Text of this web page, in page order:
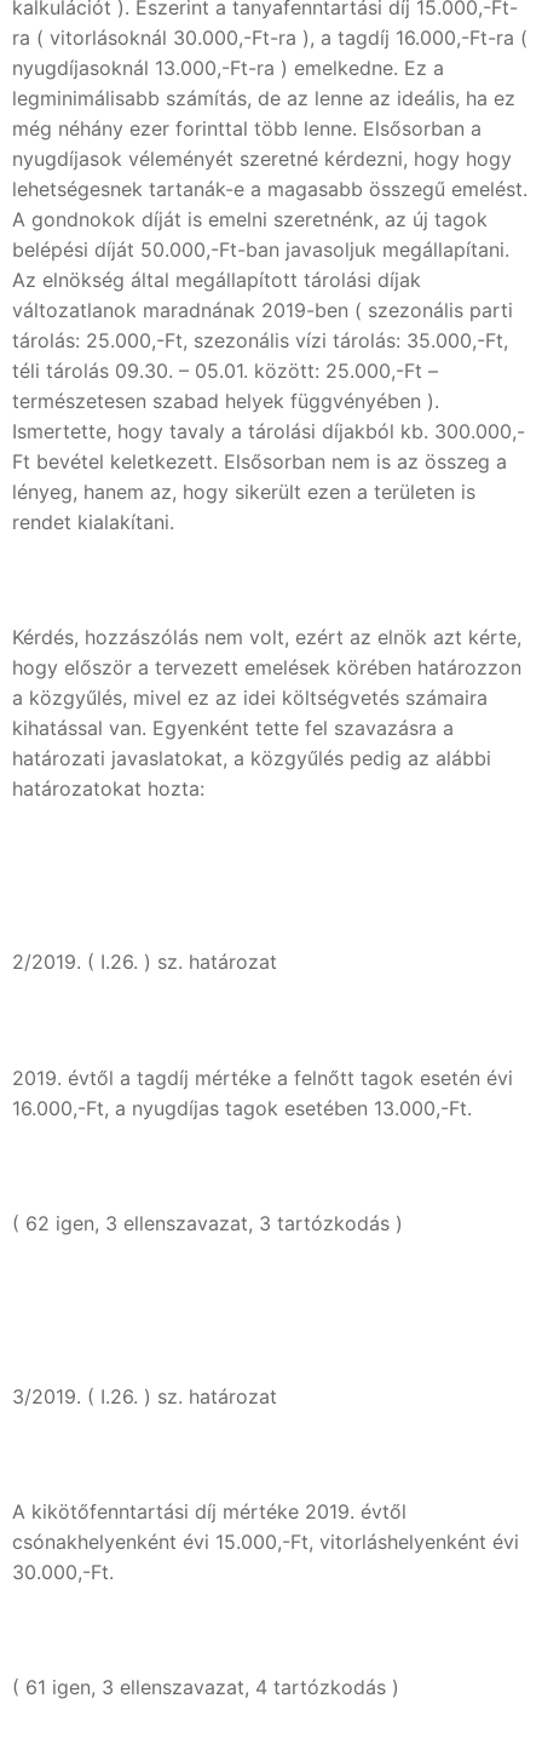
kalkulációt ). Eszerint a tanyafenntartási díj 15.000,-Ft-
ra ( vitorlásoknál 30.000,-Ft-ra ), a tagdíj 16.000,-Ft-ra (
nyugdíjasoknál 13.000,-Ft-ra ) emelkedne. Ez a
legminimálisabb számítás, de az lenne az ideális, ha ez
még néhány ezer forinttal több lenne. Elsősorban a
nyugdíjasok véleményét szeretné kérdezni, hogy hogy
lehetségesnek tartanák-e a magasabb összegű emelést.
A gondnokok díját is emelni szeretnénk, az új tagok
belépési díját 50.000,-Ft-ban javasoljuk megállapítani.
Az elnökség által megállapított tárolási díjak
változatlanok maradnának 2019-ben ( szezonális parti
tárolás: 25.000,-Ft, szezonális vízi tárolás: 35.000,-Ft,
téli tárolás 09.30. – 05.01. között: 25.000,-Ft –
természetesen szabad helyek függvényében ).
Ismertette, hogy tavaly a tárolási díjakból kb. 300.000,-
Ft bevétel keletkezett. Elsősorban nem is az összeg a
lényeg, hanem az, hogy sikerült ezen a területen is
rendet kialakítani.
Kérdés, hozzászólás nem volt, ezért az elnök azt kérte,
hogy először a tervezett emelések körében határozzon
a közgyűlés, mivel ez az idei költségvetés számaira
kihatással van. Egyenként tette fel szavazásra a
határozati javaslatokat, a közgyűlés pedig az alábbi
határozatokat hozta:
2/2019. ( I.26. ) sz. határozat
2019. évtől a tagdíj mértéke a felnőtt tagok esetén évi
16.000,-Ft, a nyugdíjas tagok esetében 13.000,-Ft.
( 62 igen, 3 ellenszavazat, 3 tartózkodás )
3/2019. ( I.26. ) sz. határozat
A kikötőfenntartási díj mértéke 2019. évtől
csónakhelyenként évi 15.000,-Ft, vitorláshelyenként évi
30.000,-Ft.
( 61 igen, 3 ellenszavazat, 4 tartózkodás )